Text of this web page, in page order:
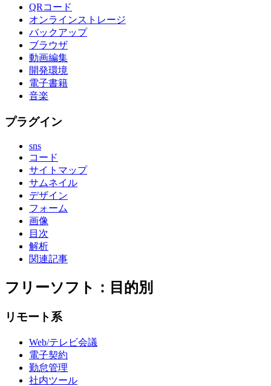
QRコード
オンラインストレージ
バックアップ
ブラウザ
動画編集
開発環境
電子書籍
音楽
プラグイン
sns
コード
サイトマップ
サムネイル
デザイン
フォーム
画像
目次
解析
関連記事
フリーソフト：目的別
リモート系
Web/テレビ会議
電子契約
勤怠管理
社内ツール